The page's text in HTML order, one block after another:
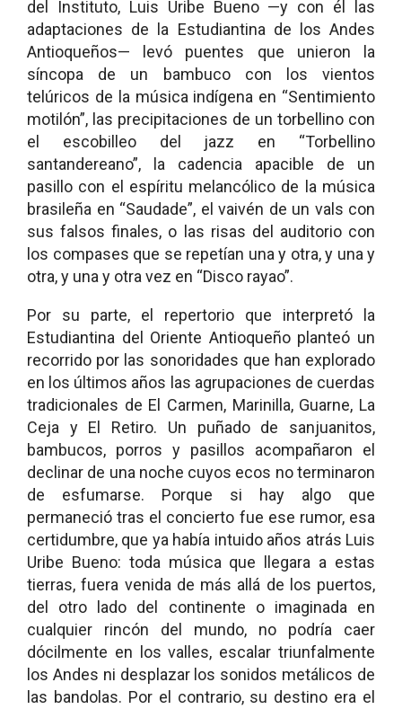
del Instituto, Luis Uribe Bueno —y con él las
adaptaciones de la Estudiantina de los Andes
Antioqueños— levó puentes que unieron la
síncopa de un bambuco con los vientos
telúricos de la música indígena en “Sentimiento
motilón”, las precipitaciones de un torbellino con
el escobilleo del jazz en “Torbellino
santandereano”, la cadencia apacible de un
pasillo con el espíritu melancólico de la música
brasileña en “Saudade”, el vaivén de un vals con
sus falsos finales, o las risas del auditorio con
los compases que se repetían una y otra, y una y
otra, y una y otra vez en “Disco rayao”.
Por su parte, el repertorio que interpretó la
Estudiantina del Oriente Antioqueño planteó un
recorrido por las sonoridades que han explorado
en los últimos años las agrupaciones de cuerdas
tradicionales de El Carmen, Marinilla, Guarne, La
Ceja y El Retiro. Un puñado de sanjuanitos,
bambucos, porros y pasillos acompañaron el
declinar de una noche cuyos ecos no terminaron
de esfumarse. Porque si hay algo que
permaneció tras el concierto fue ese rumor, esa
certidumbre, que ya había intuido años atrás Luis
Uribe Bueno: toda música que llegara a estas
tierras, fuera venida de más allá de los puertos,
del otro lado del continente o imaginada en
cualquier rincón del mundo, no podría caer
dócilmente en los valles, escalar triunfalmente
los Andes ni desplazar los sonidos metálicos de
las bandolas. Por el contrario, su destino era el